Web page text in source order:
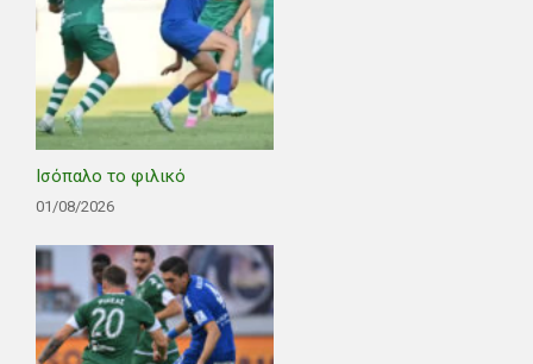
Ισόπαλο το φιλικό
01/08/2026